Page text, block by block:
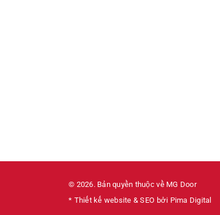
© 2026. Bản quyền thuộc về MG Door
* Thiết kế website & SEO bởi Pima Digital